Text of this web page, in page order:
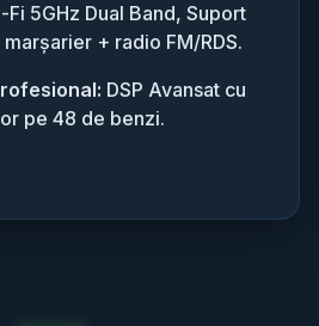
Fi 5GHz Dual Band, Suport
+ radio FM/RDS.
DSP Avansat cu
pe 48 de benzi.